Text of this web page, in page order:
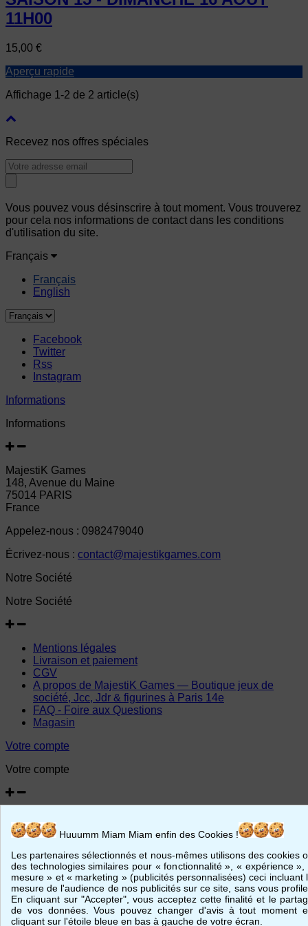
11H00
Prix
15,00 €
Aperçu rapide
Affichage 1-2 de 2 article(s)
Recevez nos offres spéciales
Vous pouvez vous désinscrire à tout moment. Vous trouverez
pour cela nos informations de contact dans les conditions
d'utilisation du site.
Français
Français
English
Facebook
Twitter
Rss
Instagram
Informations
Informations
MajestiK Games
148, Avenue du Maine
75014 PARIS
France
Appelez-nous : 0982479040
Écrivez-nous : contact@majestikgames.com
Notre Société
Notre Société
Mentions légales
Livraison et paiement
CGV
A propos de MajestiK Games — Boutique jeux de
société, Jcc, Jdr & figurines à Paris 14e
FAQ - Foire aux Questions
Magasin
Votre compte
Votre compte
Retours produit
Commandes
Avoirs
Adresses
Bons de réduction
© 2026 - MajestiK Games
Huuumm Miam Miam enfin des Cookies !
Les partenaires sélectionnés et nous-mêmes utilisons des cookies
des technologies similaires pour « fonctionnalité », « expérience »,
mesure » et « marketing » (publicités personnalisées) ceci incluant
mesure de l'audience de nos publicités sur ce site, sans vous
En cliquant sur "Accepter", vous acceptez cette finalité et le
de vos données. Vous pouvez changer d'avis à tout moment
cliquant sur l'étoile bleue en bas à gauche de votre écran.